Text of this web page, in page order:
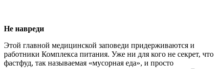
Не навреди
Этой главной медицинской заповеди придерживаются и
работники Комплекса питания. Уже ни для кого не секрет, что
фастфуд, так называемая «мусорная еда», и просто